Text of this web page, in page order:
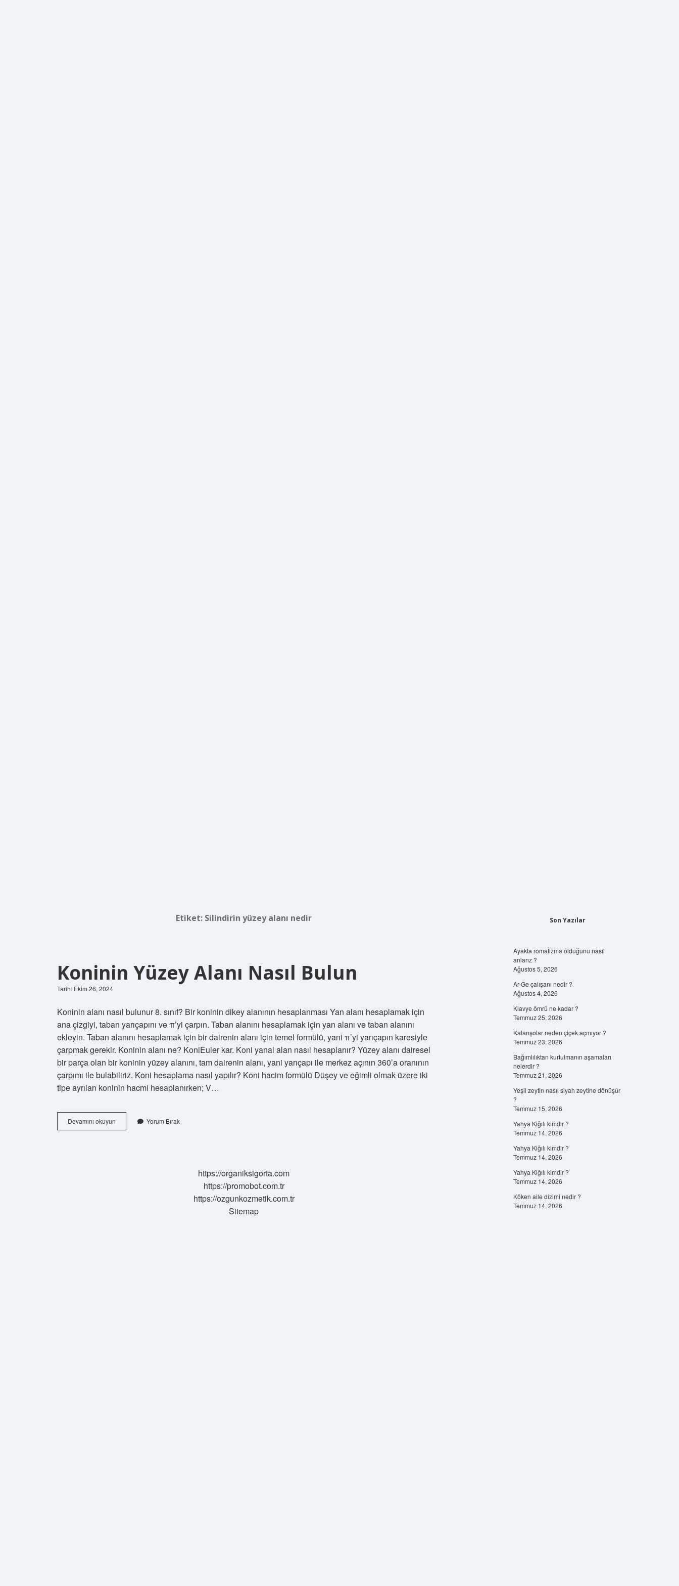
Etiket: Silindirin yüzey alanı nedir
Koninin Yüzey Alanı Nasıl Bulun
Tarih: Ekim 26, 2024
Koninin alanı nasıl bulunur 8. sınıf? Bir koninin dikey alanının hesaplanması Yan alanı hesaplamak için
ana çizgiyi, taban yarıçapını ve π’yi çarpın. Taban alanını hesaplamak için yan alanı ve taban alanını
ekleyin. Taban alanını hesaplamak için bir dairenin alanı için temel formülü, yani π’yi yarıçapın karesiyle
çarpmak gerekir. Koninin alanı ne? KoniEuler kar. Koni yanal alan nasıl hesaplanır? Yüzey alanı dairesel
bir parça olan bir koninin yüzey alanını, tam dairenin alanı, yani yarıçapı ile merkez açının 360’a oranının
çarpımı ile bulabiliriz. Koni hesaplama nasıl yapılır? Koni hacim formülü Düşey ve eğimli olmak üzere iki
tipe ayrılan koninin hacmi hesaplanırken; V…
Devamını okuyun
Yüzey
Yorum Bırak
https://organiksigorta.com
https://promobot.com.tr
https://ozgunkozmetik.com.tr
Sitemap
Son Yazılar
Ayakta romatizma olduğunu nasıl
anlarız ?
Ağustos 5, 2026
Ar-Ge çalışanı nedir ?
Ağustos 4, 2026
Klavye ömrü ne kadar ?
Temmuz 25, 2026
Kalanşolar neden çiçek açmıyor ?
Temmuz 23, 2026
Bağımlılıktan kurtulmanın aşamaları
nelerdir ?
Temmuz 21, 2026
Yeşil zeytin nasıl siyah zeytine dönüşür
?
Temmuz 15, 2026
Yahya Kiğılı kimdir ?
Temmuz 14, 2026
Yahya Kiğılı kimdir ?
Temmuz 14, 2026
Yahya Kiğılı kimdir ?
Temmuz 14, 2026
Köken aile dizimi nedir ?
Temmuz 14, 2026